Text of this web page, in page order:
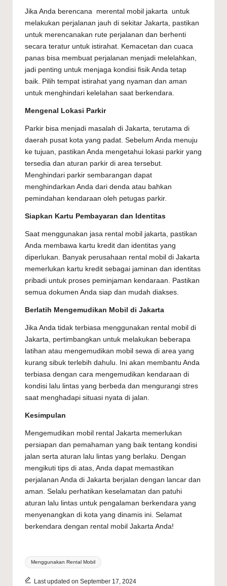
Jika Anda berencana merental mobil jakarta untuk
melakukan perjalanan jauh di sekitar Jakarta, pastikan
untuk merencanakan rute perjalanan dan berhenti
secara teratur untuk istirahat. Kemacetan dan cuaca
panas bisa membuat perjalanan menjadi melelahkan,
jadi penting untuk menjaga kondisi fisik Anda tetap
baik. Pilih tempat istirahat yang nyaman dan aman
untuk menghindari kelelahan saat berkendara.
Mengenal Lokasi Parkir
Parkir bisa menjadi masalah di Jakarta, terutama di
daerah pusat kota yang padat. Sebelum Anda menuju
ke tujuan, pastikan Anda mengetahui lokasi parkir yang
tersedia dan aturan parkir di area tersebut.
Menghindari parkir sembarangan dapat
menghindarkan Anda dari denda atau bahkan
pemindahan kendaraan oleh petugas parkir.
Siapkan Kartu Pembayaran dan Identitas
Saat menggunakan jasa rental mobil jakarta, pastikan
Anda membawa kartu kredit dan identitas yang
diperlukan. Banyak perusahaan rental mobil di Jakarta
memerlukan kartu kredit sebagai jaminan dan identitas
pribadi untuk proses peminjaman kendaraan. Pastikan
semua dokumen Anda siap dan mudah diakses.
Berlatih Mengemudikan Mobil di Jakarta
Jika Anda tidak terbiasa menggunakan rental mobil di
Jakarta, pertimbangkan untuk melakukan beberapa
latihan atau mengemudikan mobil sewa di area yang
kurang sibuk terlebih dahulu. Ini akan membantu Anda
terbiasa dengan cara mengemudikan kendaraan di
kondisi lalu lintas yang berbeda dan mengurangi stres
saat menghadapi situasi nyata di jalan.
Kesimpulan
Mengemudikan mobil rental Jakarta memerlukan
persiapan dan pemahaman yang baik tentang kondisi
jalan serta aturan lalu lintas yang berlaku. Dengan
mengikuti tips di atas, Anda dapat memastikan
perjalanan Anda di Jakarta berjalan dengan lancar dan
aman. Selalu perhatikan keselamatan dan patuhi
aturan lalu lintas untuk pengalaman berkendara yang
menyenangkan di kota yang dinamis ini. Selamat
berkendara dengan rental mobil Jakarta Anda!
Tags:
Menggunakan Rental Mobil
Last updated on September 17, 2024